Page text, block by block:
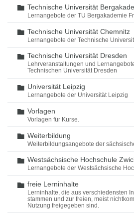
Ordner
Technische Universität
Lernangebote der TU Bergakademie
Ordner
Technische Universität Chemnitz
Lernangebote der Technische
Ordner
Technische Universität Dresden
Lehrveranstaltungen und
Technischen Universität Dresden
Ordner
Universität Leipzig
Lernangebote der Universität Leipzig
Ordner
Vorlagen
Vorlagen für Kurse.
Ordner
Weiterbildung
Weiterbildungsangebote der
Ordner
Westsächsische Hochschule
Lernangebote der Westsächsische
Ordner
freie Lerninhalte
Lerninhalte, die aus verschiedensten
stammen und zur freien, meist
Nutzung freigegeben sind.